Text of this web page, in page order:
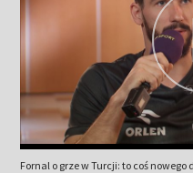
Fornal o grze w Turcji: to coś nowego